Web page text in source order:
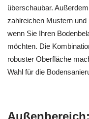
überschaubar.
zahlreichen Mustern
wenn Sie Ihren
möchten. Die
robuster Oberfläche
Wahl für die